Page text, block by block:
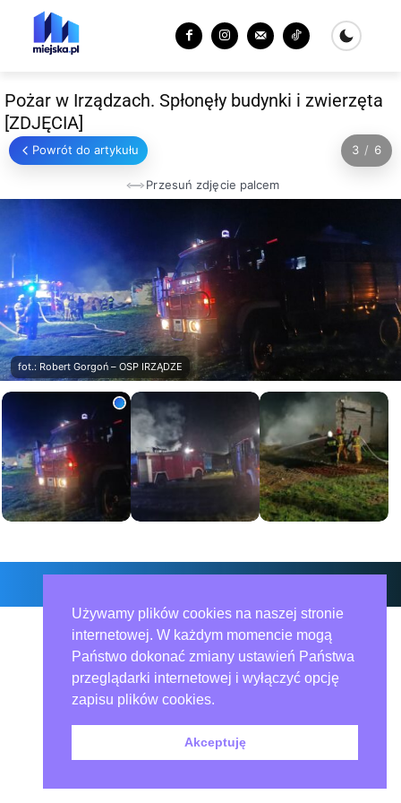
Używamy plików cookies na naszej stronie
internetowej. W każdym momencie mogą
Państwo dokonać zmiany ustawień Państwa
przeglądarki internetowej i wyłączyć opcję
zapisu plików cookies.
Akceptuję
Pożar w Irządzach. Spłonęły budynki i zwierzęta
[ZDJĘCIA]
Powrót do artykułu 3 / 6
Przesuń zdjęcie palcem
fot.: Robert Gorgoń – OSP IRZĄDZE